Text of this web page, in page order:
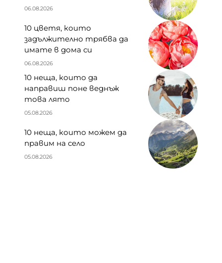
06.08.2026
10 цветя, които
задължително трябва да
имате в дома си
06.08.2026
10 неща, които да
направиш поне веднъж
това лято
05.08.2026
10 неща, които можем да
правим на село
05.08.2026